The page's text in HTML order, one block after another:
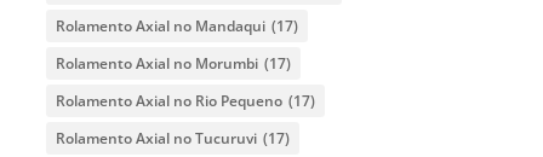
Rolamento Axial no Mandaqui (17)
Rolamento Axial no Morumbi (17)
Rolamento Axial no Rio Pequeno (17)
Rolamento Axial no Tucuruvi (17)